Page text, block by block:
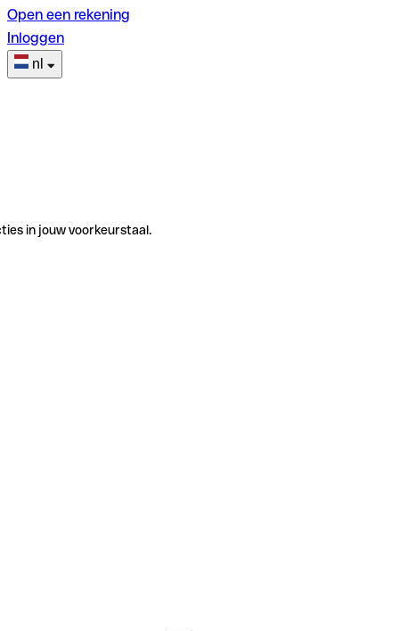
Open een rekening
Inloggen
nl
in jouw voorkeurstaal.